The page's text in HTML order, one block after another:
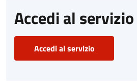
Accedi al servizio
Accedi al servizio